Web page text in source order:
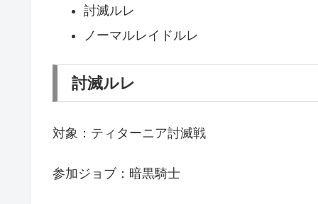
討滅ルレ
ノーマルレイドルレ
討滅ルレ
対象：ティターニア討滅戦
参加ジョブ：暗黒騎士